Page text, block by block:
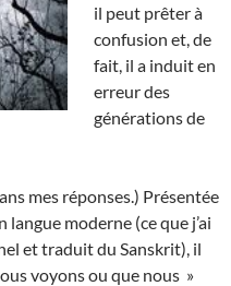
il peut prêter à
confusion et, de
fait, il a induit en
erreur des
générations de
mes réponses.) Présentée
moderne (ce que j’ai
et traduit du Sanskrit), il
voyons ou que nous »